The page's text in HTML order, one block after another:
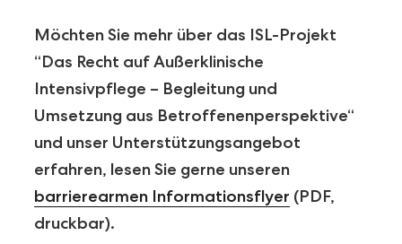
Möchten Sie mehr über das ISL-Projekt
“Das Recht auf Außerklinische
Intensivpflege – Begleitung und
Umsetzung aus Betroffenenperspektive“
und unser Unterstützungsangebot
erfahren, lesen Sie gerne unseren
barrierearmen Informationsflyer (PDF,
druckbar).